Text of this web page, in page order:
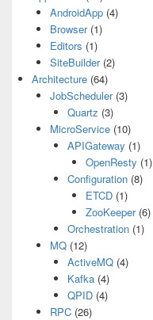
AndroidApp(4)
Browser(1)
Editors (1)
SiteBuilder(2)
Architecture (64)
JobScheduler(3)
Quartz (3)
MicroService(10)
APIGateway (1)
OpenResty (1)
Configuration (8)
ETCD(1)
ZooKeeper(6)
Orchestration (1)
MQ(12)
ActiveMQ (4)
Kafka (4)
QPID (4)
RPC(26)